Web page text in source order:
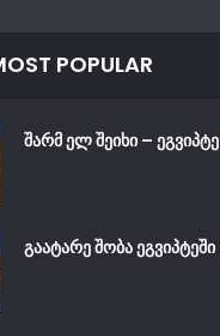
POPULAR
შარმ ელ შეიხი – ეგვიპტე
გაატარე შობა ეგვიპტეში